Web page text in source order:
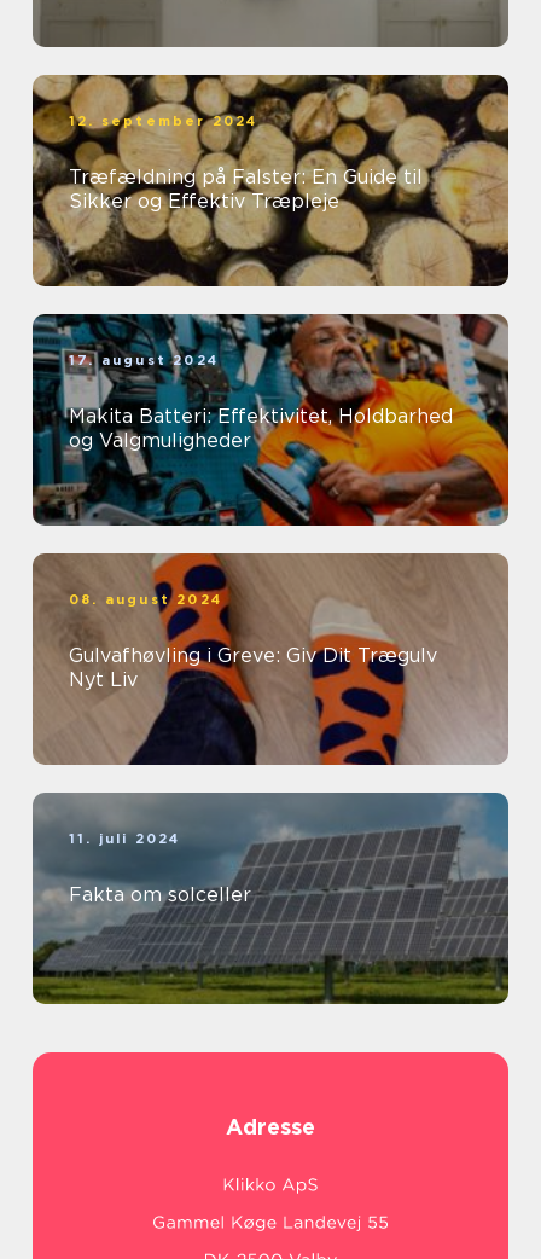
12. september 2024
Træfældning på Falster: En Guide til
Sikker og Effektiv Træpleje
17. august 2024
Makita Batteri: Effektivitet, Holdbarhed
og Valgmuligheder
08. august 2024
Gulvafhøvling i Greve: Giv Dit Trægulv
Nyt Liv
11. juli 2024
Fakta om solceller
Adresse